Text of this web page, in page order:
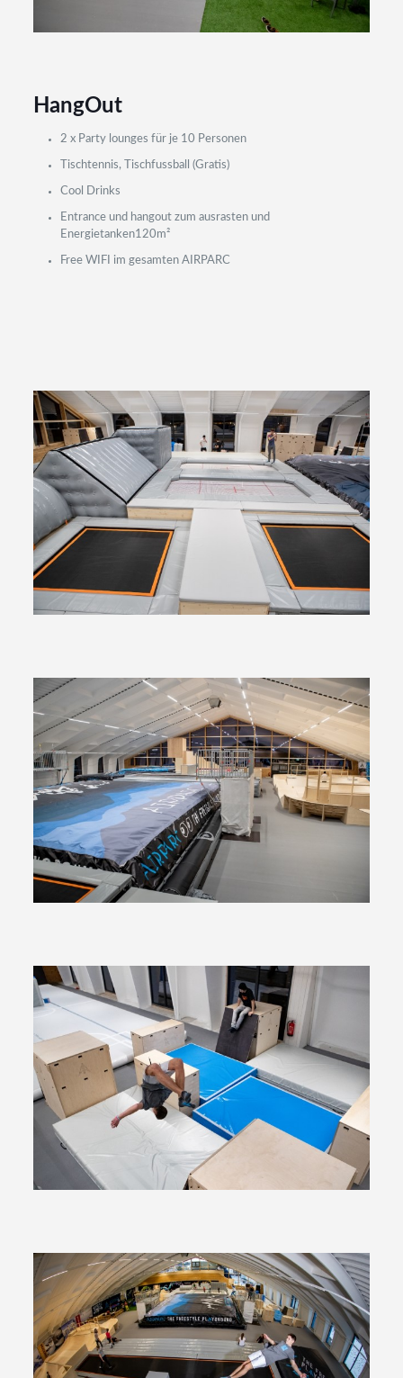
HangOut
2 x Party lounges für je 10 Personen
Tischtennis, Tischfussball (Gratis)
Cool Drinks
Entrance und hangout zum ausrasten und
Energietanken120m²
Free WIFI im gesamten AIRPARC